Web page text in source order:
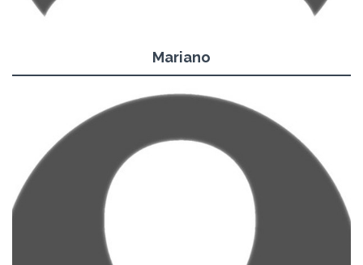
Mariano